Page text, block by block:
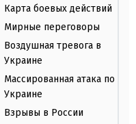
Карта боевых действий
Мирные переговоры
Воздушная тревога в
Украине
Массированная атака по
Украине
Взрывы в России